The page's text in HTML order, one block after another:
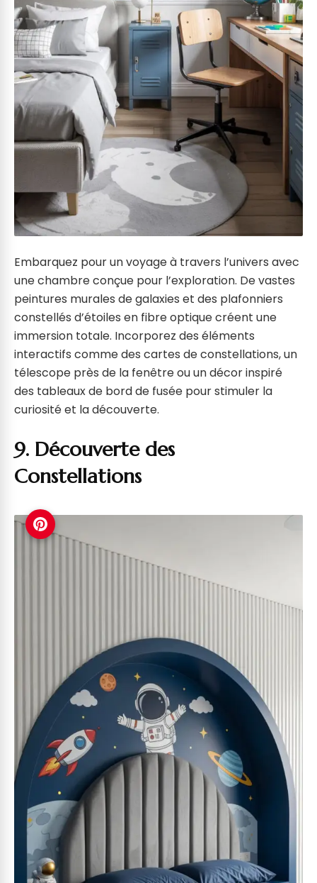
Embarquez pour un voyage à travers l’univers avec
une chambre conçue pour l’exploration. De vastes
peintures murales de galaxies et des plafonniers
constellés d’étoiles en fibre optique créent une
immersion totale. Incorporez des éléments
interactifs comme des cartes de constellations, un
télescope près de la fenêtre ou un décor inspiré
des tableaux de bord de fusée pour stimuler la
curiosité et la découverte.
9. Découverte des
Constellations